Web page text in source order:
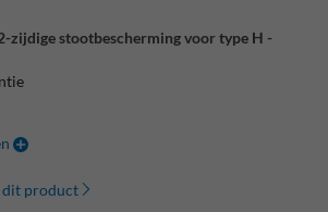
zijdige stootbescherming voor type H -
dit product